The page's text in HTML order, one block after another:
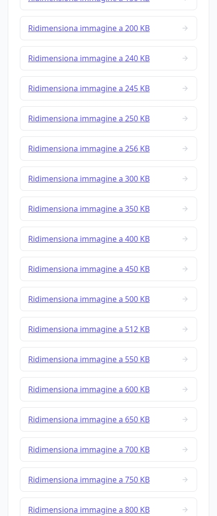
Ridimensiona immagine a 200 KB
Ridimensiona immagine a 240 KB
Ridimensiona immagine a 245 KB
Ridimensiona immagine a 250 KB
Ridimensiona immagine a 256 KB
Ridimensiona immagine a 300 KB
Ridimensiona immagine a 350 KB
Ridimensiona immagine a 400 KB
Ridimensiona immagine a 450 KB
Ridimensiona immagine a 500 KB
Ridimensiona immagine a 512 KB
Ridimensiona immagine a 550 KB
Ridimensiona immagine a 600 KB
Ridimensiona immagine a 650 KB
Ridimensiona immagine a 700 KB
Ridimensiona immagine a 750 KB
Ridimensiona immagine a 800 KB